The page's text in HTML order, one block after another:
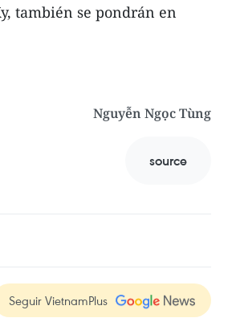
también se pondrán en
Nguyễn Ngọc Tùng
source
Seguir VietnamPlus